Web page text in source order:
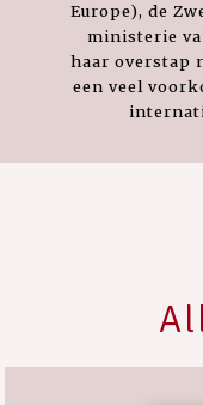
Europe), de
ministerie
haar overstap
een veel